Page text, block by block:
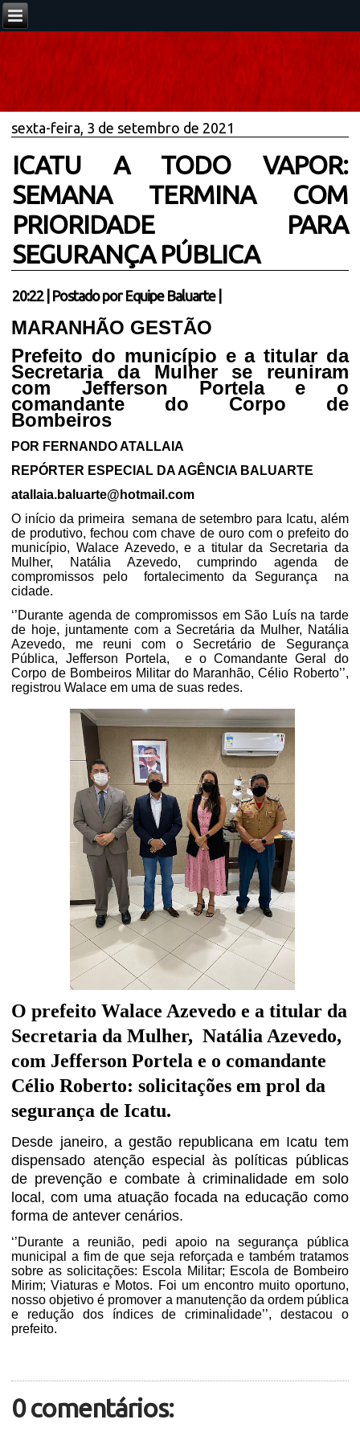
sexta-feira, 3 de setembro de 2021
ICATU A TODO VAPOR:
SEMANA TERMINA COM
PRIORIDADE PARA
SEGURANÇA PÚBLICA
20:22| Postado por Equipe Baluarte
MARANHÃO GESTÃO
Prefeito do município e a titular da
Secretaria da Mulher se reuniram
com Jefferson Portela e o
comandante do Corpo de
Bombeiros
POR FERNANDO ATALLAIA
REPÓRTER ESPECIAL DA AGÊNCIA BALUARTE
atallaia.baluarte@hotmail.com
O início da primeira semana de setembro para Icatu, além
de produtivo, fechou com chave de ouro com o prefeito do
município, Walace Azevedo, e a titular da Secretaria da
Mulher, Natália Azevedo, cumprindo agenda de
compromissos pelo
fortalecimento da Segurança
na
cidade.
‘’Durante agenda de compromissos em São Luís na tarde
de hoje, juntamente com a Secretária da Mulher, Natália
Azevedo, me reuni com o Secretário de Segurança
Pública, Jefferson Portela,
e o Comandante Geral do
Corpo de Bombeiros Militar do Maranhão, Célio Roberto’’,
registrou Walace em uma de suas redes.
O prefeito Walace Azevedo e a titular da
Secretaria da Mulher, Natália Azevedo,
com Jefferson Portela e o comandante
Célio Roberto: solicitações em prol da
segurança de Icatu.
Desde janeiro, a gestão republicana em Icatu tem
dispensado atenção especial às políticas públicas
de prevenção e combate à criminalidade em solo
local, com uma atuação focada na educação como
forma de antever cenários.
‘’Durante a reunião, pedi apoio na segurança pública
municipal a fim de que seja reforçada e também tratamos
sobre as solicitações: Escola Militar; Escola de Bombeiro
Mirim; Viaturas e Motos. Foi um encontro muito oportuno,
nosso objetivo é promover a manutenção da ordem pública
e redução dos índices de criminalidade’’, destacou o
prefeito.
0 comentários: